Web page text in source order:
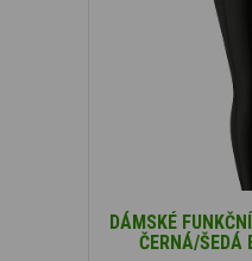
DÁMSKÉ
ČERNÁ/ŠEDÁ